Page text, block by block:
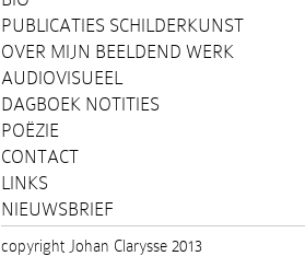
PUBLICATIES SCHILDERKUNST
OVER MIJN BEELDEND WERK
AUDIOVISUEEL
DAGBOEK NOTITIES
POËZIE
CONTACT
LINKS
NIEUWSBRIEF
copyright Johan Clarysse 2013